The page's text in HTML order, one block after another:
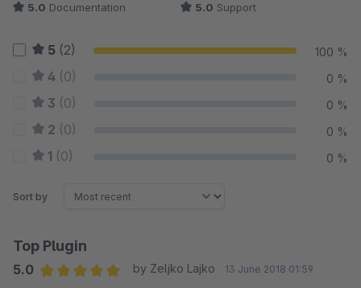
5.0 Documentation 5.0 Support
5 (2) 100 %
4 (0) 0 %
3 (0) 0 %
2 (0) 0 %
1 (0) 0 %
Sort by
Top Plugin
5.0
by Zeljko Lajko 13 June 2018 01:59